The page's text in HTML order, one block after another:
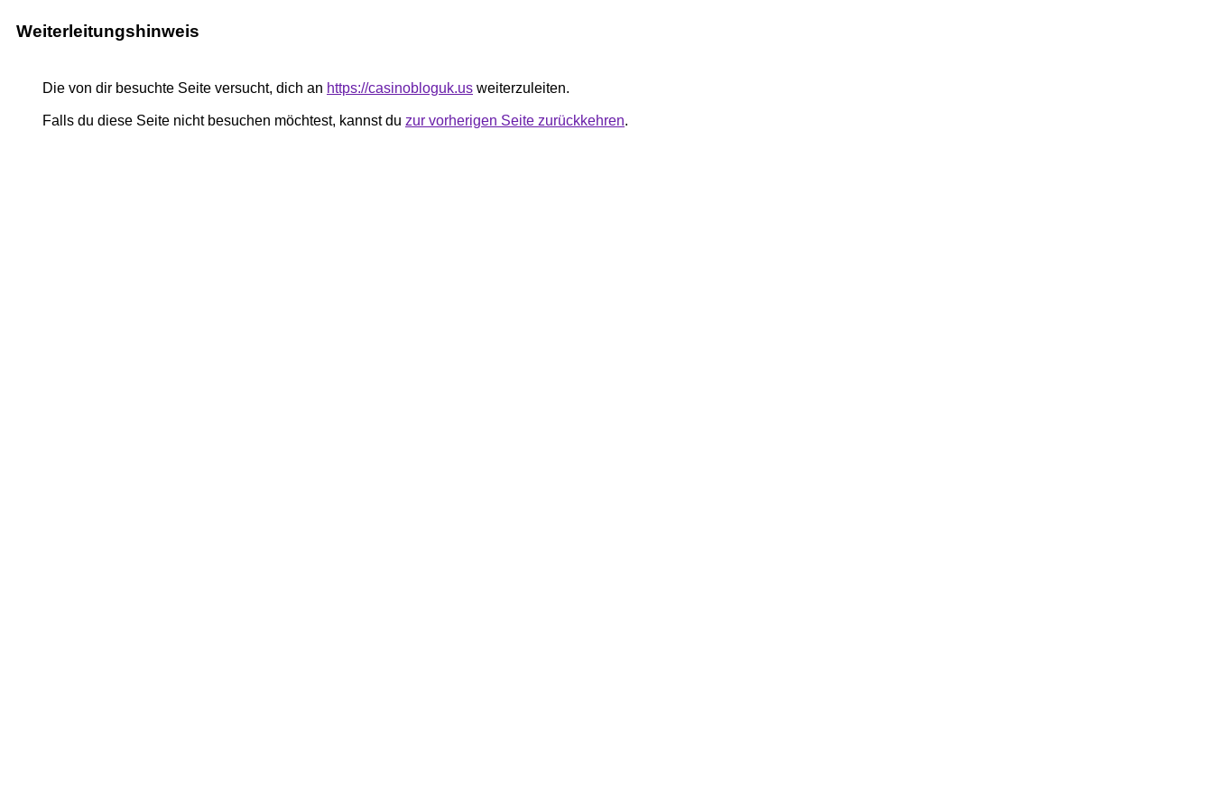
Weiterleitungshinweis
Die von dir besuchte Seite versucht, dich an https://casinobloguk.us weiterzuleiten.
Falls du diese Seite nicht besuchen möchtest, kannst du zur vorherigen Seite zurückkehren.